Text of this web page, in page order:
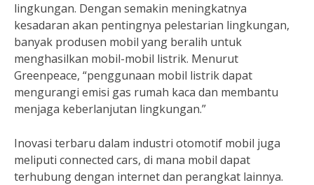
lingkungan. Dengan semakin meningkatnya
kesadaran akan pentingnya pelestarian lingkungan,
banyak produsen mobil yang beralih untuk
menghasilkan mobil-mobil listrik. Menurut
Greenpeace, “penggunaan mobil listrik dapat
mengurangi emisi gas rumah kaca dan membantu
menjaga keberlanjutan lingkungan.”
Inovasi terbaru dalam industri otomotif mobil juga
meliputi connected cars, di mana mobil dapat
terhubung dengan internet dan perangkat lainnya.